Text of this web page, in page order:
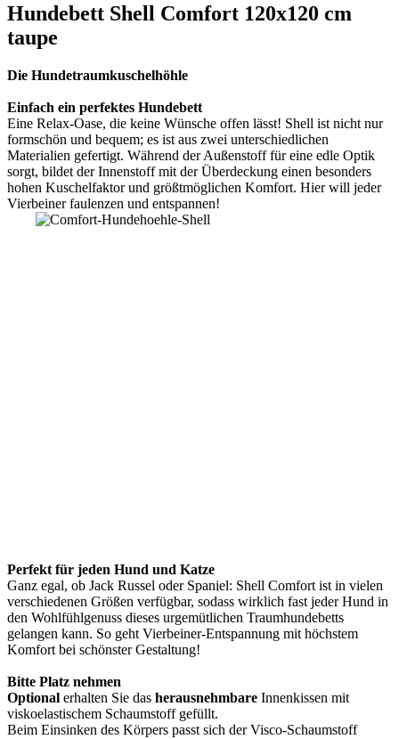
Hundebett Shell Comfort 120x120 cm
taupe
Die Hundetraumkuschelhöhle
Einfach ein perfektes Hundebett
Eine Relax-Oase, die keine Wünsche offen lässt! Shell ist nicht nur
formschön und bequem; es ist aus zwei unterschiedlichen
Materialien gefertigt. Während der Außenstoff für eine edle Optik
sorgt, bildet der Innenstoff mit der Überdeckung einen besonders
hohen Kuschelfaktor und größtmöglichen Komfort. Hier will jeder
Vierbeiner faulenzen und entspannen!
Perfekt für jeden Hund und Katze
Ganz egal, ob Jack Russel oder Spaniel: Shell Comfort ist in vielen
verschiedenen Größen verfügbar, sodass wirklich fast jeder Hund in
den Wohlfühlgenuss dieses urgemütlichen Traumhundebetts
gelangen kann. So geht Vierbeiner-Entspannung mit höchstem
Komfort bei schönster Gestaltung!
Bitte Platz nehmen
Optional erhalten Sie das herausnehmbare Innenkissen mit
viskoelastischem Schaumstoff gefüllt.
Beim Einsinken des Körpers passt sich der Visco-Schaumstoff